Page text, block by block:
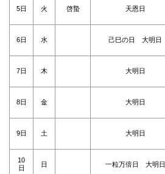
5日 火 啓蟄 天恩日
6日 水 己巳の日 大明日
7日 木 大明日
8日 金 大明日
9日 土 大明日
10
日
日 一粒万倍日 大明日